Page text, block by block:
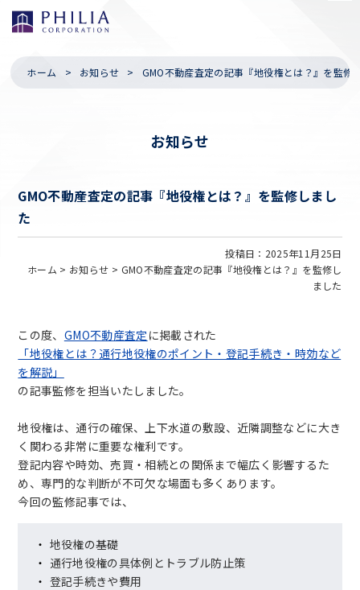
ホーム お知らせ GMO不動産査定の記事『地役権とは？』を監修
お知らせ
GMO不動産査定の記事『地役権とは？』を監修しまし
た
投稿日：2025年11月25日
ホーム > お知らせ > GMO不動産査定の記事『地役権とは？』を監修し
ました
この度、 GMO不動産査定 に掲載された
「地役権とは？通行地役権のポイント・登記手続き・時効など
を解説」
の記事監修を担当いたしました。
地役権は、通行の確保、上下水道の敷設、近隣調整などに大き
く関わる非常に重要な権利です。
登記内容や時効、売買・相続との関係まで幅広く影響するた
め、専門的な判断が不可欠な場面も多くあります。
今回の監修記事では、
地役権の基礎
通行地役権の具体例とトラブル防止策
登記手続きや費用